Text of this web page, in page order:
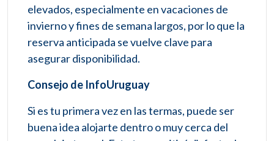
elevados, especialmente en vacaciones de
invierno y fines de semana largos, por lo que la
reserva anticipada se vuelve clave para
asegurar disponibilidad.
Consejo de InfoUruguay
Si es tu primera vez en las termas, puede ser
buena idea alojarte dentro o muy cerca del